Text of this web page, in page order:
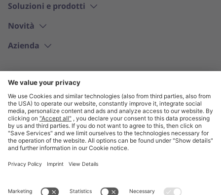
Soluzioni e prodotti
Novità
Azienda